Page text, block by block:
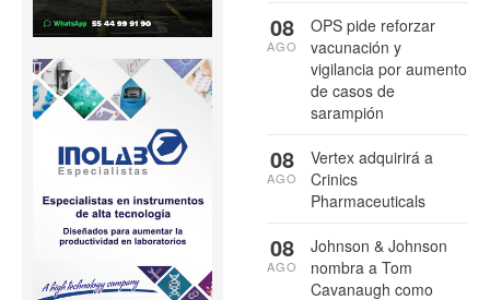
OPS pide reforzar
vacunación y
vigilancia por aumento
de casos de
sarampión
08
AGO
Vertex adquirirá a
Crinics
Pharmaceuticals
08
AGO
Johnson & Johnson
nombra a Tom
Cavanaugh como
08
AGO